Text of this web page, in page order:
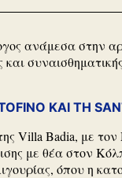
ανάμεσα στην
ΚΑΙ ΤΗ
Villa Badia, με τον
με θέα στον
όπου η